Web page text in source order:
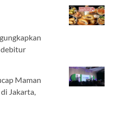
debitur
Maman
Jakarta,